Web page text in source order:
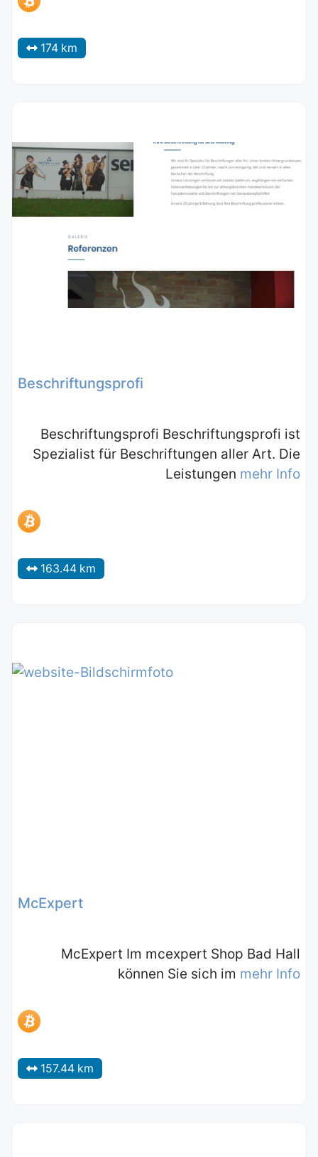
174 km
Beschriftungsprofi
Beschriftungsprofi Beschriftungsprofi ist
Spezialist für Beschriftungen aller Art. Die
Leistungen mehr Info
163.44 km
McExpert
McExpert Im mcexpert Shop Bad Hall
können Sie sich im mehr Info
157.44 km